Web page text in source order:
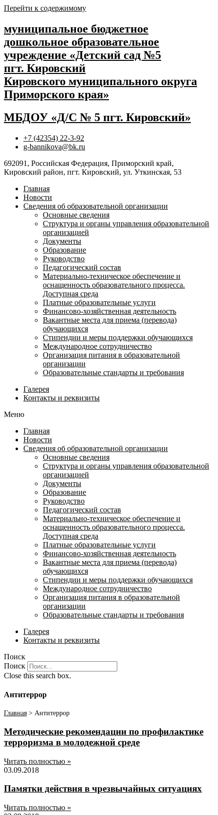
Перейти к содержимому
муниципальное бюджетное
дошкольное образовательное
учреждение «Детский сад №5
пгт. Кировский
Кировского муниципального округа
Приморского края»
МБДОУ «Д/С № 5 пгт. Кировский»
+7 (42354) 22-3-92
g-bannikova@bk.ru
692091, Российская Федерация, Приморский край,
Кировский район, пгт. Кировский, ул. Уткинская, 53
Главная
Новости
Сведения об образовательной организации
Основные сведения
Структура и органы управления образовательной
организацией
Документы
Образование
Руководство
Педагогический состав
Материально-техническое обеспечение и
оснащенность образовательного процесса.
Доступная среда
Платные образовательные услуги
Финансово-хозяйственная деятельность
Вакантные места для приема (перевода)
обучающихся
Стипендии и меры поддержки обучающихся
Международное сотрудничество
Организация питания в образовательной
организации
Образовательные стандарты и требования
Галерея
Контакты и реквизиты
Меню
Главная
Новости
Сведения об образовательной организации
Основные сведения
Структура и органы управления образовательной
организацией
Документы
Образование
Руководство
Педагогический состав
Материально-техническое обеспечение и
оснащенность образовательного процесса.
Доступная среда
Платные образовательные услуги
Финансово-хозяйственная деятельность
Вакантные места для приема (перевода)
обучающихся
Стипендии и меры поддержки обучающихся
Международное сотрудничество
Организация питания в образовательной
организации
Образовательные стандарты и требования
Галерея
Контакты и реквизиты
Поиск
Поиск
Close this search box.
Антитеррор
Главная > Антитеррор
Методические рекомендации по профилактике
терроризма в молодежной среде
Читать полностью »
03.09.2018
Памятки действия в чрезвычайных ситуациях
Читать полностью »